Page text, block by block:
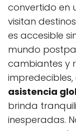
convertido en
visitan
es accesible
mundo
cambiantes y
asistencia
brinda
inesperadas.